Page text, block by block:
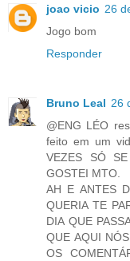
joao vicio 26
Jogo bom
Responder
Bruno Leal 26
@ENG LÉO
feito em um
VEZES SÓ
GOSTEI MTO.
AH E ANTES
QUERIA TE
DIA QUE
QUE AQUI
OS